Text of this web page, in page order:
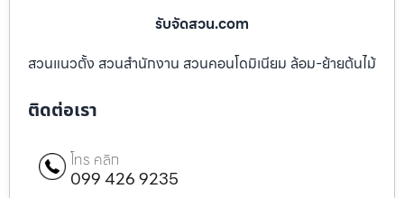
รับจัดสวน.com
สวนแนวตั้ง สวนสำนักงาน สวนคอนโดมิเนียม ล้อม-ย้ายต้นไม้
ติดต่อเรา
โทร คลิก
099 426 9235